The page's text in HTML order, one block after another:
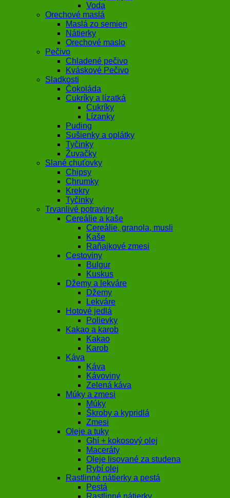
Voda
Orechové maslá
Maslá zo semien
Nátierky
Orechové maslo
Pečivo
Chladené pečivo
Kváskové Pečivo
Sladkosti
Čokoláda
Cukríky a lízatká
Cukríky
Lízanky
Puding
Sušienky a oplátky
Tyčinky
Žuvačky
Slané chuťovky
Chipsy
Chrumky
Krekry
Tyčinky
Trvanlivé potraviny
Cereálie a kaše
Cereálie, granola, musli
Kaše
Raňajkové zmesi
Cestoviny
Bulgur
Kuskus
Džemy a lekváre
Džemy
Lekváre
Hotové jedlá
Polievky
Kakao a karob
Kakao
Karob
Káva
Káva
Kávoviny
Zelená káva
Múky a zmesi
Múky
Škroby a kypridlá
Zmesi
Oleje a tuky
Ghí + kokosový olej
Maceráty
Oleje lisované za studena
Rybí olej
Rastlinné nátierky a pestá
Pestá
Rastlinné nátierky